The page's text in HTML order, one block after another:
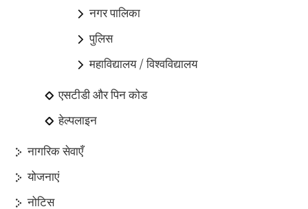
नगर पालिका
पुलिस
महाविद्यालय / विश्वविद्यालय
एसटीडी और पिन कोड
हेल्पलाइन
नागरिक सेवाएँ
योजनाएं
नोटिस